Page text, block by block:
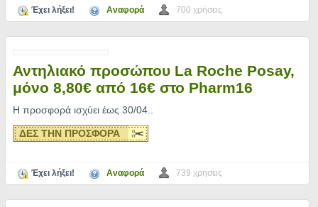
Έχει λήξει! Αναφορά 700 χρήσεις
Αντηλιακό προσώπου La Roche Posay,
μόνο 8,80€ από 16€ στο Pharm16
Η προσφορά ισχύει έως 30/04..
ΔΕΣ ΤΗΝ ΠΡΟΣΦΟΡΑ
Έχει λήξει! Αναφορά 739 χρήσεις